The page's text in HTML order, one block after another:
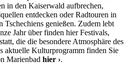
in den Kaiserwald aufbrechen,
entdecken oder Radtouren in
Tschechiens genießen. Zudem lebt
Jahr über finden hier Festivals,
die die besondere Atmosphäre des
aktuelle Kulturprogramm finden Sie
Marienbad hier ›.